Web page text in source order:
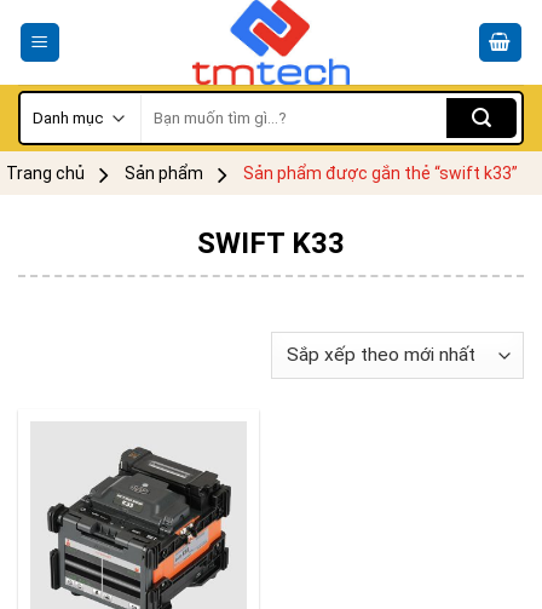
kiếm:
Trang chủ Sản phẩm Sản phẩm được gắn thẻ “swift k33”
SWIFT K33